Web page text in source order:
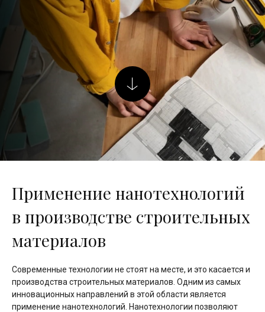
Применение нанотехнологий
в производстве строительных
материалов
Современные технологии не стоят на месте, и это касается и
производства строительных материалов. Одним из самых
инновационных направлений в этой области является
применение нанотехнологий. Нанотехнологии позволяют